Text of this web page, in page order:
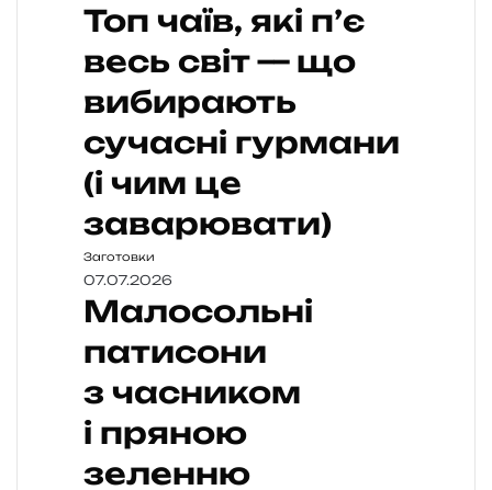
Топ чаїв, які п’є
весь світ — що
вибирають
сучасні гурмани
(і чим це
заварювати)
Заготовки
07.07.2026
Малосольні
патисони
з часником
і пряною
зеленню